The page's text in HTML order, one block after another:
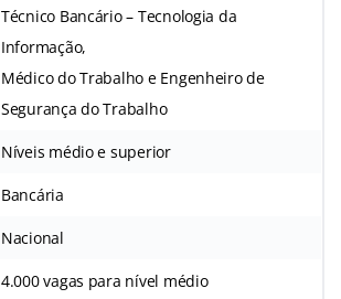
Técnico Bancário – Tecnologia da
Informação,
Médico do Trabalho e Engenheiro de
Segurança do Trabalho
Níveis médio e superior
Bancária
Nacional
4.000 vagas para nível médio